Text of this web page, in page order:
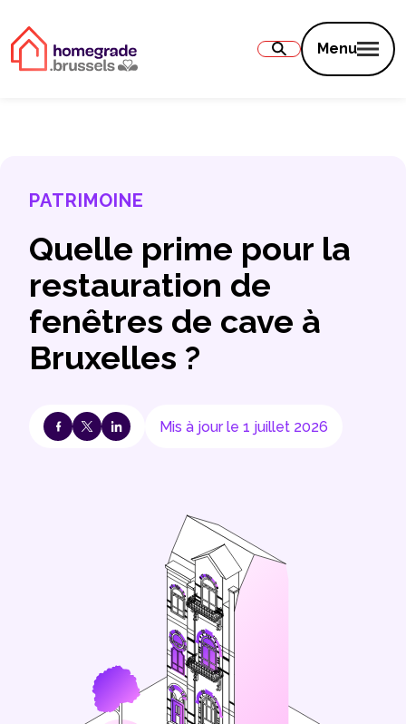
Menu
PATRIMOINE
Quelle prime pour la
restauration de
fenêtres de cave à
Bruxelles ?
Mis à jour le 1 juillet 2026